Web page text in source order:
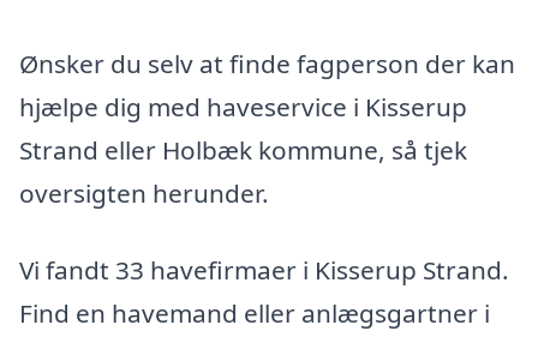
Ønsker du selv at finde fagperson der kan
hjælpe dig med haveservice i Kisserup
Strand eller Holbæk kommune, så tjek
oversigten herunder.
Vi fandt 33 havefirmaer i Kisserup Strand.
Find en havemand eller anlægsgartner i